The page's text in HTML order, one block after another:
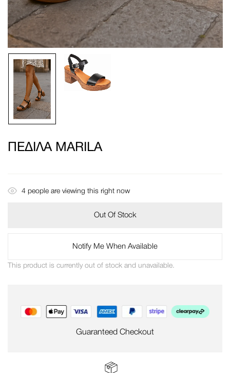
ΠΈΔΙΛΑ MARILA
4 people are viewing this right now
Out Of Stock
Notify Me When Available
This product is currently out of stock and unavailable.
Guaranteed Checkout